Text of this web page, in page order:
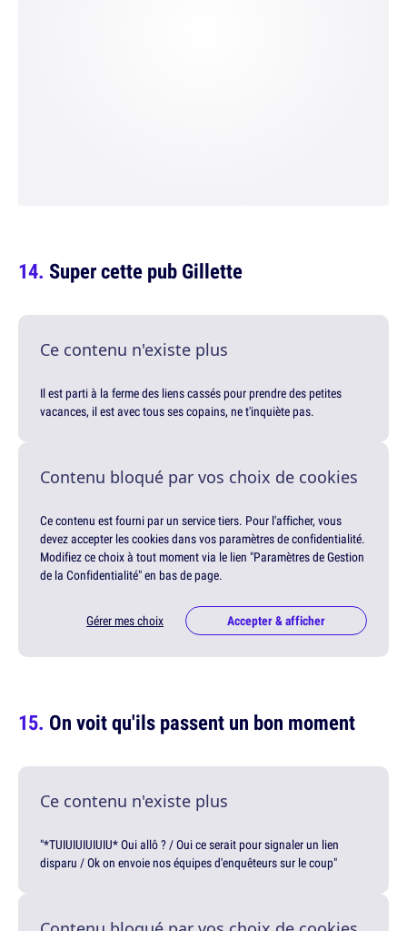
Super cette pub Gillette
Ce contenu n'existe plus
Il est parti à la ferme des liens cassés pour prendre des petites
vacances, il est avec tous ses copains, ne t'inquiète pas.
Contenu bloqué par vos choix de cookies
Ce contenu est fourni par un service tiers. Pour l'afficher, vous
devez accepter les cookies dans vos paramètres de confidentialité.
Modifiez ce choix à tout moment via le lien "Paramètres de Gestion
de la Confidentialité" en bas de page.
Gérer mes choix Accepter & afficher
On voit qu'ils passent un bon moment
Ce contenu n'existe plus
"*TUIUIUIUIUIU* Oui allô ? / Oui ce serait pour signaler un lien
disparu / Ok on envoie nos équipes d'enquêteurs sur le coup"